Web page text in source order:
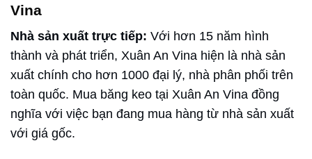
Vina
Nhà sản xuất trực tiếp: Với hơn 15 năm hình
thành và phát triển, Xuân An Vina hiện là nhà sản
xuất chính cho hơn 1000 đại lý, nhà phân phối trên
toàn quốc. Mua băng keo tại Xuân An Vina đồng
nghĩa với việc bạn đang mua hàng từ nhà sản xuất
với giá gốc.